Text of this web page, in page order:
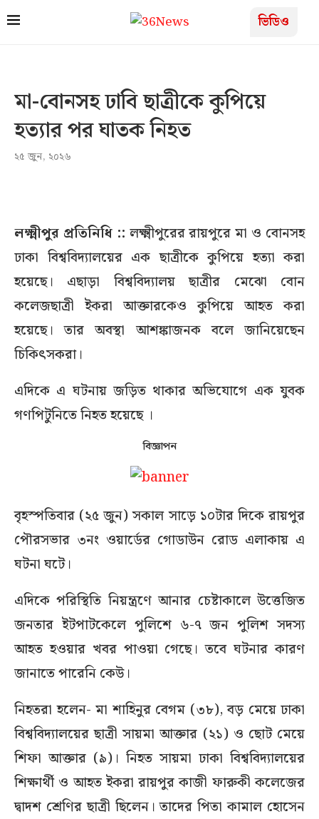
ভিডিও
মা-বোনসহ ঢাবি ছাত্রীকে কুপিয়ে
হত্যার পর ঘাতক নিহত
২৫ জুন, ২০২৬
লক্ষ্মীপুর প্রতিনিধি :: লক্ষ্মীপুরের রায়পুরে মা ও বোনসহ
ঢাকা বিশ্ববিদ্যালয়ের এক ছাত্রীকে কুপিয়ে হত্যা করা
হয়েছে। এছাড়া বিশ্ববিদ্যালয় ছাত্রীর মেঝো বোন
কলেজছাত্রী ইকরা আক্তারকেও কুপিয়ে আহত করা
হয়েছে। তার অবস্থা আশঙ্কাজনক বলে জানিয়েছেন
চিকিৎসকরা।
এদিকে এ ঘটনায় জড়িত থাকার অভিযোগে এক যুবক
গণপিটুনিতে নিহত হয়েছে ।
বিজ্ঞাপন
বৃহস্পতিবার (২৫ জুন) সকাল সাড়ে ১০টার দিকে রায়পুর
পৌরসভার ৩নং ওয়ার্ডের গোডাউন রোড এলাকায় এ
ঘটনা ঘটে।
এদিকে পরিস্থিতি নিয়ন্ত্রণে আনার চেষ্টাকালে উত্তেজিত
জনতার ইটপাটকেলে পুলিশে ৬-৭ জন পুলিশ সদস্য
আহত হওয়ার খবর পাওয়া গেছে। তবে ঘটনার কারণ
জানাতে পারেনি কেউ।
নিহতরা হলেন- মা শাহিনুর বেগম (৩৮), বড় মেয়ে ঢাকা
বিশ্ববিদ্যালয়ের ছাত্রী সায়মা আক্তার (২১) ও ছোট মেয়ে
শিফা আক্তার (৯)। নিহত সায়মা ঢাকা বিশ্ববিদ্যালয়ের
শিক্ষার্থী ও আহত ইকরা রায়পুর কাজী ফারুকী কলেজের
দ্বাদশ শ্রেণির ছাত্রী ছিলেন। তাদের পিতা কামাল হোসেন